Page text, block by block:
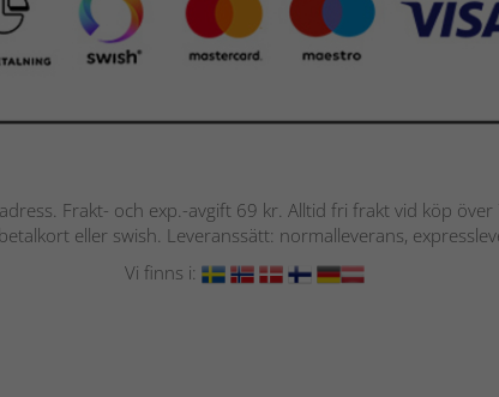
Frakt- och exp.-avgift 69 kr. Alltid fri frakt vid köp
eller swish. Leveranssätt: normalleverans,
Vi finns i: